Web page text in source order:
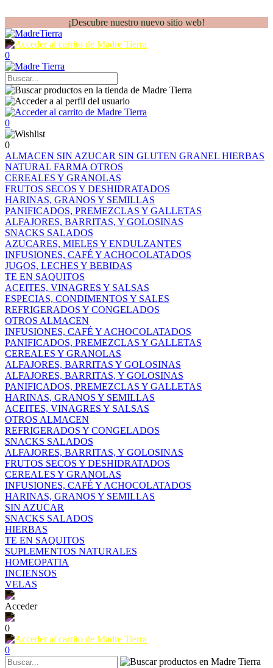
¡Descubre nuestro nuevo sitio web!
0
0
0
ALMACEN SIN AZUCAR SIN GLUTEN GRANEL HIERBAS
NATURAL FARMA OTROS
CEREALES Y GRANOLAS
FRUTOS SECOS Y DESHIDRATADOS
HARINAS, GRANOS Y SEMILLAS
PANIFICADOS, PREMEZCLAS Y GALLETAS
ALFAJORES, BARRITAS, Y GOLOSINAS
SNACKS SALADOS
AZUCARES, MIELES Y ENDULZANTES
INFUSIONES, CAFÉ Y ACHOCOLATADOS
JUGOS, LECHES Y BEBIDAS
TE EN SAQUITOS
ACEITES, VINAGRES Y SALSAS
ESPECIAS, CONDIMENTOS Y SALES
REFRIGERADOS Y CONGELADOS
OTROS ALMACEN
INFUSIONES, CAFÉ Y ACHOCOLATADOS
PANIFICADOS, PREMEZCLAS Y GALLETAS
CEREALES Y GRANOLAS
ALFAJORES, BARRITAS Y GOLOSINAS
ALFAJORES, BARRITAS, Y GOLOSINAS
PANIFICADOS, PREMEZCLAS Y GALLETAS
HARINAS, GRANOS Y SEMILLAS
ACEITES, VINAGRES Y SALSAS
OTROS ALMACEN
REFRIGERADOS Y CONGELADOS
SNACKS SALADOS
ALFAJORES, BARRITAS, Y GOLOSINAS
FRUTOS SECOS Y DESHIDRATADOS
CEREALES Y GRANOLAS
INFUSIONES, CAFÉ Y ACHOCOLATADOS
HARINAS, GRANOS Y SEMILLAS
SIN AZUCAR
SNACKS SALADOS
HIERBAS
TE EN SAQUITOS
SUPLEMENTOS NATURALES
HOMEOPATIA
INCIENSOS
VELAS
Acceder
0
0